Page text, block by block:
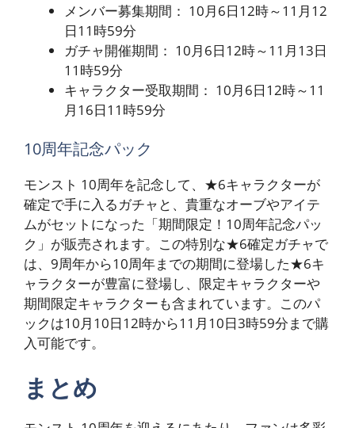
メンバー募集期間： 10月6日12時～11月12
日11時59分
ガチャ開催期間： 10月6日12時～11月13日
11時59分
キャラクター受取期間： 10月6日12時～11
月16日11時59分
10周年記念パック
モンスト 10周年を記念して、★6キャラクターが
確定で手に入るガチャと、貴重なオーブやアイテ
ムがセットになった「期間限定！10周年記念パッ
ク」が販売されます。この特別な★6確定ガチャで
は、9周年から10周年までの期間に登場した★6キ
ャラクターが豊富に登場し、限定キャラクターや
期間限定キャラクターも含まれています。このパ
ックは10月10日12時から11月10日3時59分まで購
入可能です。
まとめ